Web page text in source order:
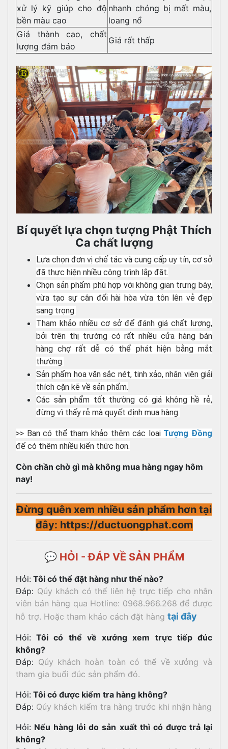
xử lý kỹ giúp cho độ
bền màu cao
nhanh chóng bị mất màu,
loang nổ
Giá thành cao, chất
lượng đảm bảo
Giá rất thấp
Bí quyết lựa chọn tượng Phật Thích
Ca chất lượng
Lựa chọn đơn vị chế tác và cung cấp uy tín, cơ sở
đã thực hiện nhiều công trình lắp đặt.
Chọn sản phẩm phù hợp với không gian trưng bày,
vừa tạo sự cân đối hài hòa vừa tôn lên vẻ đẹp
sang trọng.
Tham khảo nhiều cơ sở để đánh giá chất lượng,
bởi trên thị trường có rất nhiều cửa hàng bán
hàng chợ rất dễ có thể phát hiện bằng mắt
thường.
Sản phẩm hoa văn sắc nét, tinh xảo, nhân viên giải
thích cặn kẽ về sản phẩm.
Các sản phẩm tốt thường có giá không hề rẻ,
đừng vì thấy rẻ mà quyết định mua hàng.
>> Bạn có thể tham khảo thêm các loại Tượng Đồng
để có thêm nhiều kiến thức hơn.
Còn chần chờ gì mà không mua hàng ngay hôm
nay!
Đừng quên xem nhiều sản phẩm hơn tại
đây: https://ductuongphat.com
💬 HỎI - ĐÁP VỀ SẢN PHẨM
Hỏi: Tôi có thể đặt hàng như thế nào?
Đáp: Qúy khách có thể liên hệ trực tiếp cho nhân
viên bán hàng qua Hotline: 0968.966.268 để được
hỗ trợ. Hoặc tham khảo cách đặt hàng tại đây
Hỏi: Tôi có thể về xưởng xem trực tiếp đúc
không?
Đáp: Qúy khách hoàn toàn có thể về xưởng và
tham gia buổi đúc sản phẩm đó.
Hỏi: Tôi có được kiểm tra hàng không?
Đáp: Qúy khách kiểm tra hàng trước khi nhận hàng
Hỏi: Nếu hàng lỗi do sản xuất thì có được trả lại
không?